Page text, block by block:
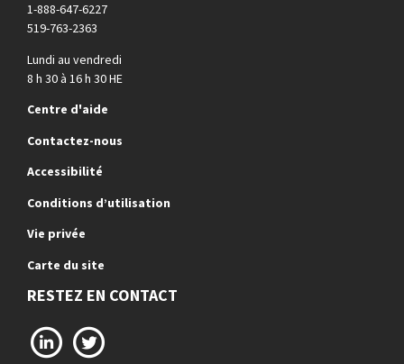
1-888-647-6227
519-763-2363
Lundi au vendredi
8 h 30 à 16 h 30 HE
Centre d'aide
Contactez-nous
Accessibilité
Conditions d’utilisation
Vie privée
Carte du site
RESTEZ EN CONTACT
LinkedIn